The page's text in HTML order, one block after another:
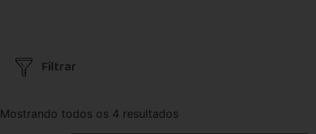
Filtrar
Mostrando todos os 4 resultados